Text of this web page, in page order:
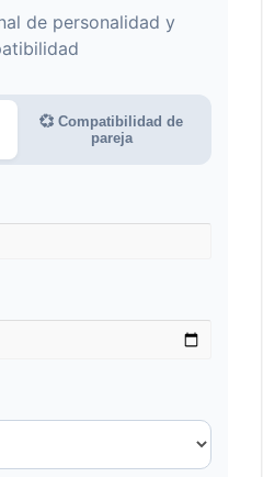
de personalidad y
💞 Compatibilidad de
pareja